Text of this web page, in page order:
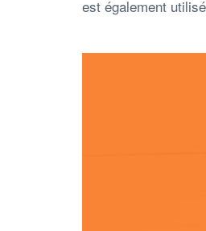
est également